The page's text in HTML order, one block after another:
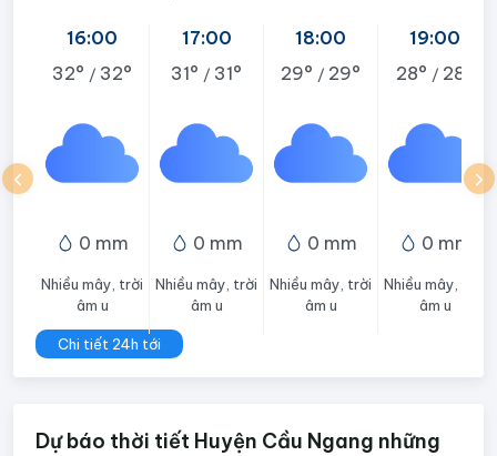
16:00
32° / 32°
0 mm
Nhiều mây, trời
âm u
17:00
31° / 31°
0 mm
Nhiều mây, trời
âm u
18:00
29° / 29°
0 mm
Nhiều mây, trời
âm u
19:00
28° / 28°
0 mm
Nhiều mây, trời
âm u
Chi tiết 24h tới
Dự báo thời tiết Huyện Cầu Ngang những